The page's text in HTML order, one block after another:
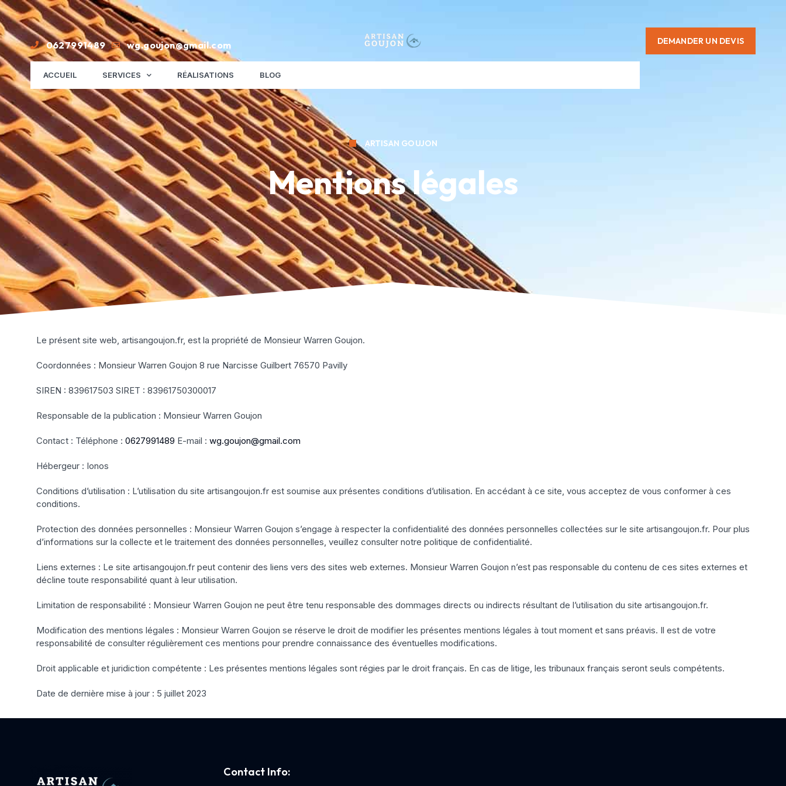
0627991489 wg.goujon@gmail.com DEMANDER UN DEVIS
ACCUEIL SERVICES RÉALISATIONS BLOG
ARTISAN GOUJON
Mentions légales
Le présent site web, artisangoujon.fr, est la propriété de Monsieur Warren Goujon.
Coordonnées : Monsieur Warren Goujon 8 rue Narcisse Guilbert 76570 Pavilly
SIREN : 839617503 SIRET : 83961750300017
Responsable de la publication : Monsieur Warren Goujon
Contact : Téléphone : 0627991489 E-mail : wg.goujon@gmail.com
Hébergeur : Ionos
Conditions d’utilisation : L’utilisation du site artisangoujon.fr est soumise aux présentes conditions d’utilisation. En accédant à ce site, vous acceptez de vous conformer à ces
conditions.
Protection des données personnelles : Monsieur Warren Goujon s’engage à respecter la confidentialité des données personnelles collectées sur le site artisangoujon.fr. Pour plus
d’informations sur la collecte et le traitement des données personnelles, veuillez consulter notre politique de confidentialité.
Liens externes : Le site artisangoujon.fr peut contenir des liens vers des sites web externes. Monsieur Warren Goujon n’est pas responsable du contenu de ces sites externes et
décline toute responsabilité quant à leur utilisation.
Limitation de responsabilité : Monsieur Warren Goujon ne peut être tenu responsable des dommages directs ou indirects résultant de l’utilisation du site artisangoujon.fr.
Modification des mentions légales : Monsieur Warren Goujon se réserve le droit de modifier les présentes mentions légales à tout moment et sans préavis. Il est de votre
responsabilité de consulter régulièrement ces mentions pour prendre connaissance des éventuelles modifications.
Droit applicable et juridiction compétente : Les présentes mentions légales sont régies par le droit français. En cas de litige, les tribunaux français seront seuls compétents.
Date de dernière mise à jour : 5 juillet 2023
Contact Info: